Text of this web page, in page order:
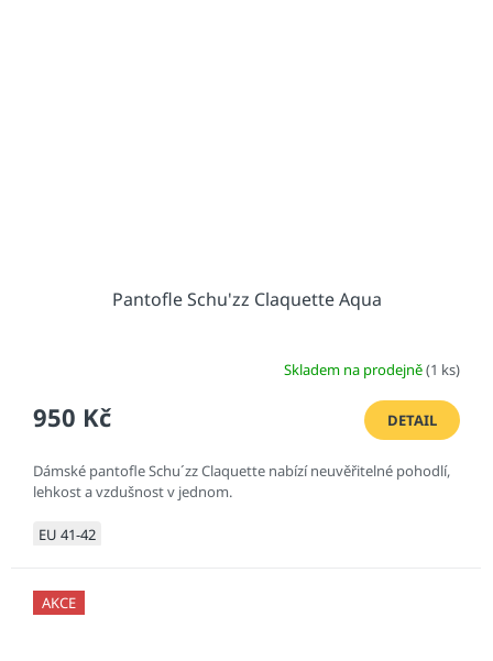
Pantofle Schu'zz Claquette Aqua
Skladem na prodejně(1 ks)
950 Kč DETAIL
Dámské pantofle Schu´zz Claquette nabízí neuvěřitelné pohodlí,
lehkost a vzdušnost v jednom.
EU 41-42
AKCE